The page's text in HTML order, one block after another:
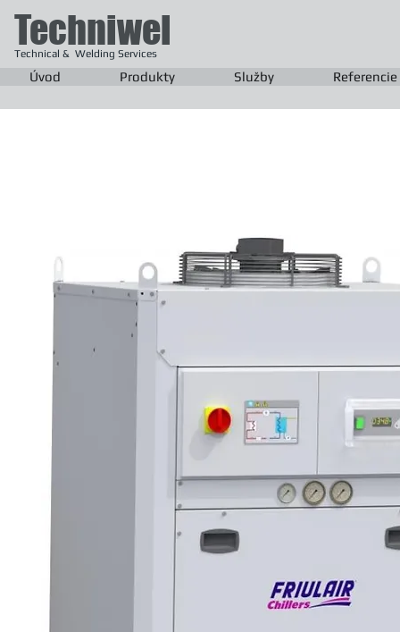
Techniwel
Technical & Welding Services
Úvod Produkty Služby Referencie